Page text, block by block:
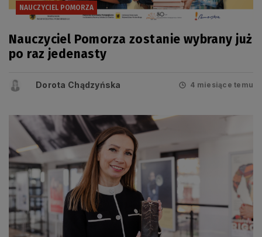
NAUCZYCIEL POMORZA
Nauczyciel Pomorza zostanie wybrany już
po raz jedenasty
Dorota Chądzyńska 4 miesiące temu